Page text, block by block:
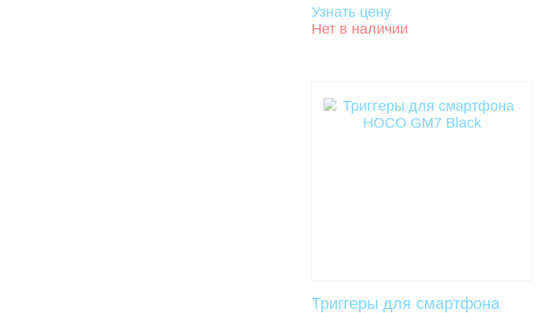
Узнать цену
Нет в наличии
Триггеры для смартфона